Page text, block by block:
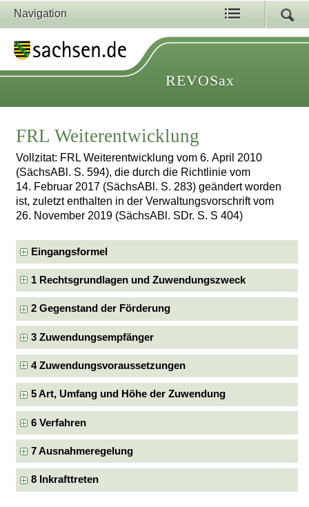
Navigation
REVOSax
FRL Weiterentwicklung
Vollzitat: FRL Weiterentwicklung vom 6. April 2010
(SächsABl. S. 594), die durch die Richtlinie vom
14. Februar 2017 (SächsABl. S. 283) geändert worden
ist, zuletzt enthalten in der Verwaltungsvorschrift vom
26. November 2019 (SächsABl. SDr. S. S 404)
Eingangsformel
1 Rechtsgrundlagen und Zuwendungszweck
2 Gegenstand der Förderung
3 Zuwendungsempfänger
4 Zuwendungsvoraussetzungen
5 Art, Umfang und Höhe der Zuwendung
6 Verfahren
7 Ausnahmeregelung
8 Inkrafttreten